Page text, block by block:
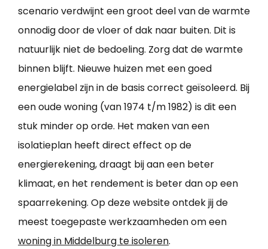
scenario verdwijnt een groot deel van de warmte
onnodig door de vloer of dak naar buiten. Dit is
natuurlijk niet de bedoeling. Zorg dat de warmte
binnen blijft. Nieuwe huizen met een goed
energielabel zijn in de basis correct geïsoleerd. Bij
een oude woning (van 1974 t/m 1982) is dit een
stuk minder op orde. Het maken van een
isolatieplan heeft direct effect op de
energierekening, draagt bij aan een beter
klimaat, en het rendement is beter dan op een
spaarrekening. Op deze website ontdek jij de
meest toegepaste werkzaamheden om een
woning in Middelburg te isoleren.